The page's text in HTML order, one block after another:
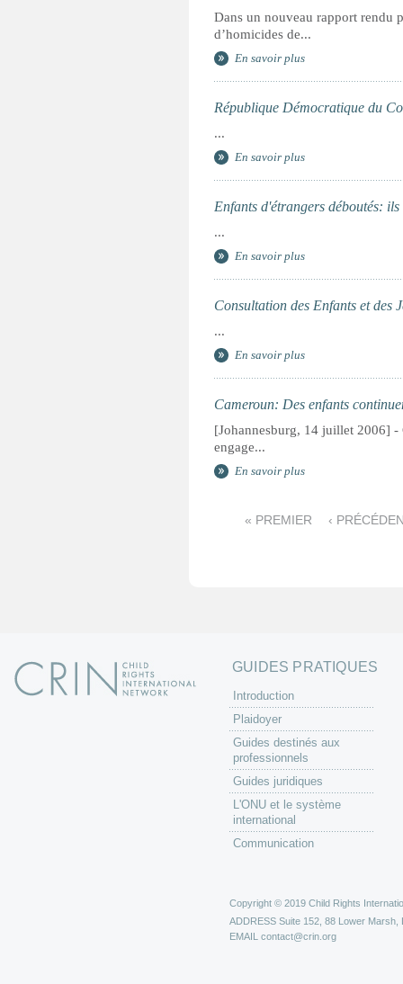
Dans un nouveau rapport rendu
d’homicides de...
En savoir plus
République Démocratique du
...
En savoir plus
Enfants d'étrangers déboutés:
...
En savoir plus
Consultation des Enfants et des
...
En savoir plus
Cameroun: Des enfants
[Johannesburg, 14 juillet 2006] -
engage...
En savoir plus
« PREMIER ‹
GUIDES PRATIQUES
Introduction
Plaidoyer
Guides destinés aux
professionnels
Guides juridiques
L'ONU et le système
international
Communication
Copyright © 2019 Child Rights
ADDRESS Suite 152, 88 Lower Marsh,
EMAIL contact@crin.org